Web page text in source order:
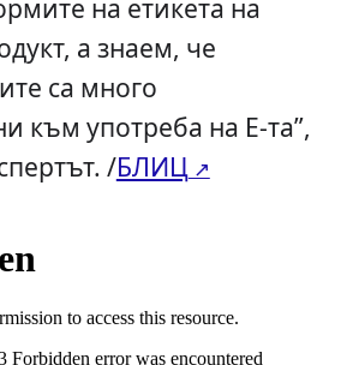
на етикета на
а знаем, че
са много
към употреба на Е-та”,
/БЛИЦ